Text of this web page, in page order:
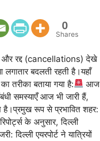
0
Shares
और रद्द (cancellations) देखे
बदलती रहती है।यहाँ
तरीका बताया गया है:
आज
समस्याएँ आज भी जारी हैं,
है।प्रमुख रूप से प्रभावित शहर:
के अनुसार, दिल्ली
दिल्ली एयरपोर्ट ने यात्रियों